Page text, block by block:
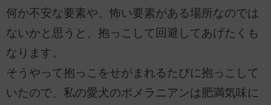
何か不安な要素や、怖い要素がある場所なのでは
ないかと思うと、抱っこして回避してあげたくも
なります。
そうやって抱っこをせがまれるたびに抱っこして
いたので、私の愛犬のポメラニアンは肥満気味に